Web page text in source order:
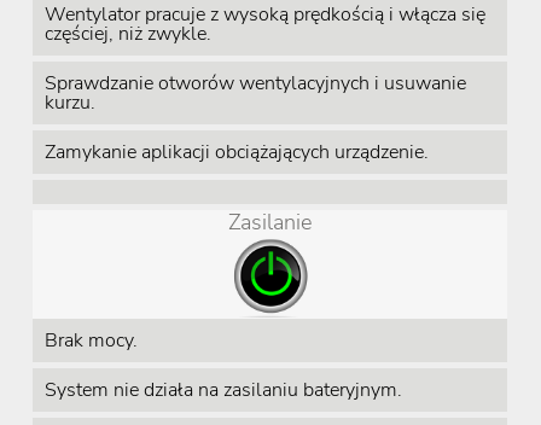
Wentylator pracuje z wysoką prędkością i włącza się
częściej, niż zwykle.
Sprawdzanie otworów wentylacyjnych i usuwanie
kurzu.
Zamykanie aplikacji obciążających urządzenie.
Zasilanie
Brak mocy.
System nie działa na zasilaniu bateryjnym.